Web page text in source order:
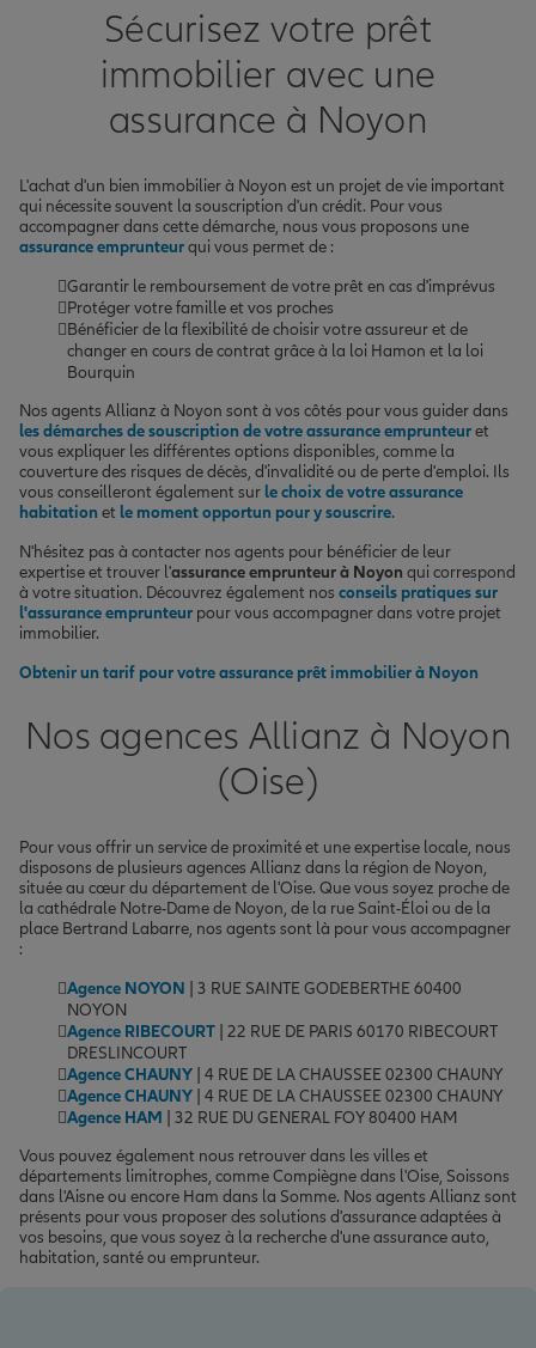
Sécurisez votre prêt
immobilier avec une
assurance à Noyon
L'achat d'un bien immobilier à Noyon est un projet de vie important
qui nécessite souvent la souscription d'un crédit. Pour vous
accompagner dans cette démarche, nous vous proposons une
assurance emprunteurqui vous permet de :
Garantir le remboursement de votre prêt en cas d'imprévus
Protéger votre famille et vos proches
Bénéficier de la flexibilité de choisir votre assureur et de
changer en cours de contrat grâce à la loi Hamon et la loi
Bourquin
Nos agents Allianz à Noyon sont à vos côtés pour vous guider dans
les démarches de souscription de votre assurance emprunteuret
vous expliquer les différentes options disponibles, comme la
couverture des risques de décès, d'invalidité ou de perte d'emploi. Ils
vous conseilleront également sur le choix de votre assurance
habitation et le moment opportun pour y souscrire.
N'hésitez pas à contacter nos agents pour bénéficier de leur
expertise et trouver l'assurance emprunteur à Noyon qui correspond
à votre situation. Découvrez également nos conseils pratiques sur
l'assurance emprunteur pour vous accompagner dans votre projet
immobilier.
Obtenir un tarif pour votre assurance prêt immobilier à Noyon
Nos agences Allianz à Noyon
(Oise)
Pour vous offrir un service de proximité et une expertise locale, nous
disposons de plusieurs agences Allianz dans la région de Noyon,
située au cœur du département de l'Oise. Que vous soyez proche de
la cathédrale Notre-Dame de Noyon, de la rue Saint-Éloi ou de la
place Bertrand Labarre, nos agents sont là pour vous accompagner
:
Agence NOYON | 3 RUE SAINTE GODEBERTHE 60400
NOYON
Agence RIBECOURT | 22 RUE DE PARIS 60170 RIBECOURT
DRESLINCOURT
Agence CHAUNY | 4 RUE DE LA CHAUSSEE 02300 CHAUNY
Agence CHAUNY | 4 RUE DE LA CHAUSSEE 02300 CHAUNY
Agence HAM | 32 RUE DU GENERAL FOY 80400 HAM
Vous pouvez également nous retrouver dans les villes et
départements limitrophes, comme Compiègne dans l'Oise, Soissons
dans l'Aisne ou encore Ham dans la Somme. Nos agents Allianz sont
présents pour vous proposer des solutions d'assurance adaptées à
vos besoins, que vous soyez à la recherche d'une assurance auto,
habitation, santé ou emprunteur.